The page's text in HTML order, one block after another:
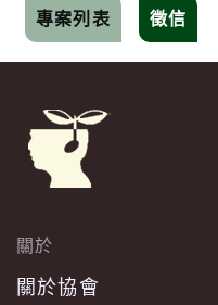
專案列表 徵信
關於
關於協會